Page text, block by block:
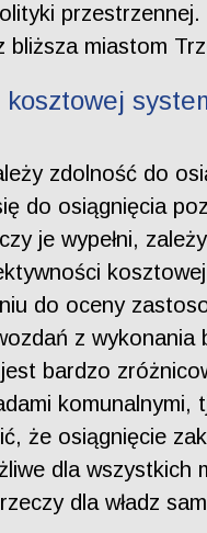
miastom
zdolność do
do osiągnięcia
je wypełni,
do oceny
z wykonania
bardzo
komunalnymi,
że osiągnięcie
dla wszystkich
dla władz